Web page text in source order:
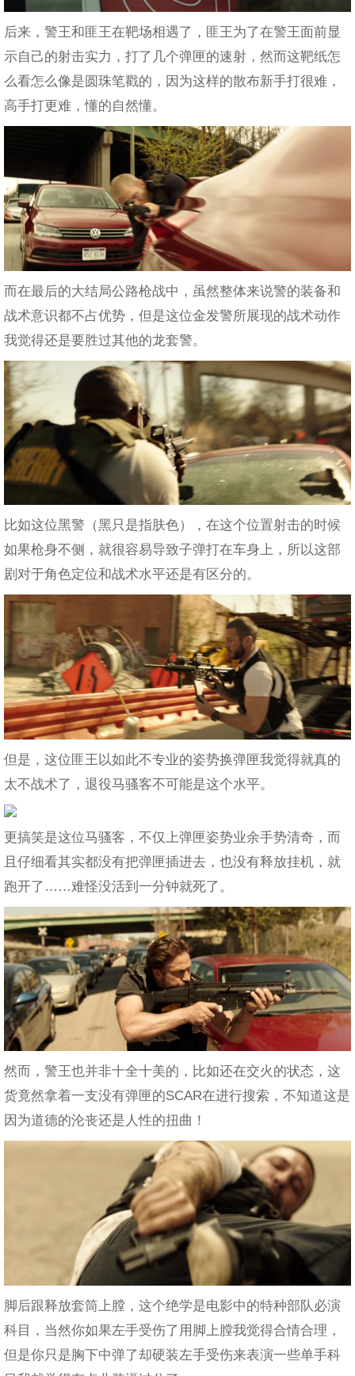
后来，警王和匪王在靶场相遇了，匪王为了在警王面前显
示自己的射击实力，打了几个弹匣的速射，然而这靶纸怎
么看怎么像是圆珠笔戳的，因为这样的散布新手打很难，
高手打更难，懂的自然懂。
而在最后的大结局公路枪战中，虽然整体来说警的装备和
战术意识都不占优势，但是这位金发警所展现的战术动作
我觉得还是要胜过其他的龙套警。
比如这位黑警（黑只是指肤色），在这个位置射击的时候
如果枪身不侧，就很容易导致子弹打在车身上，所以这部
剧对于角色定位和战术水平还是有区分的。
但是，这位匪王以如此不专业的姿势换弹匣我觉得就真的
太不战术了，退役马骚客不可能是这个水平。
更搞笑是这位马骚客，不仅上弹匣姿势业余手势清奇，而
且仔细看其实都没有把弹匣插进去，也没有释放挂机，就
跑开了……难怪没活到一分钟就死了。
然而，警王也并非十全十美的，比如还在交火的状态，这
货竟然拿着一支没有弹匣的SCAR在进行搜索，不知道这是
因为道德的沦丧还是人性的扭曲！
脚后跟释放套筒上膛，这个绝学是电影中的特种部队必演
科目，当然你如果左手受伤了用脚上膛我觉得合情合理，
但是你只是胸下中弹了却硬装左手受伤来表演一些单手科